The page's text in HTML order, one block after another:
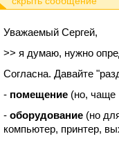
Уважаемый Сергей,
>> я думаю, нужно
Согласна. Давайте
- помещение (но, чаще
- оборудование (но
компьютер, принтер,